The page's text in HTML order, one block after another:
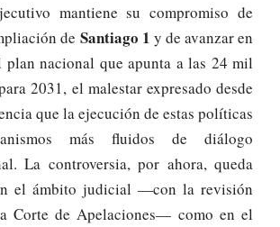
mantiene su compromiso de
de Santiago 1 y de avanzar en
nacional que apunta a las 24 mil
2031, el malestar expresado desde
que la ejecución de estas políticas
más fluidos de diálogo
La controversia, por ahora, queda
el ámbito judicial —con la revisión
Corte de Apelaciones— como en el